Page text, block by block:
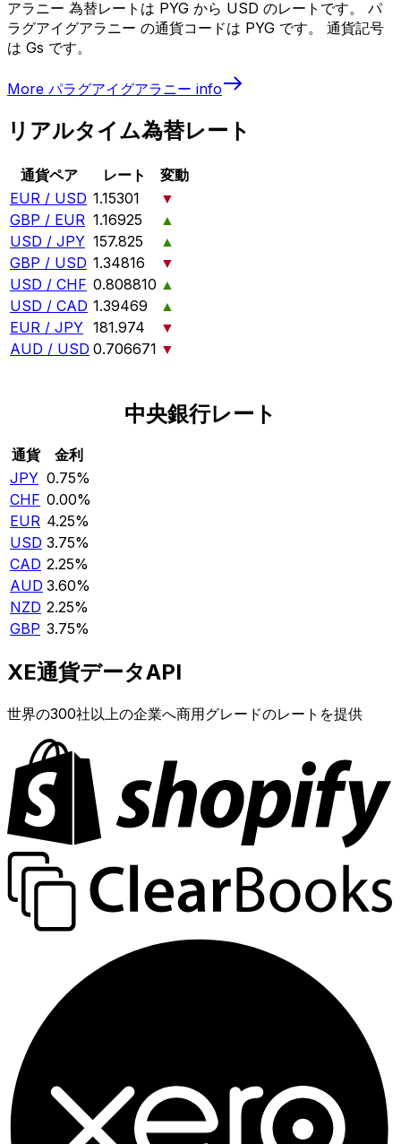
アラニー 為替レートは PYG から USD のレートです。 パ
ラグアイグアラニー の通貨コードは PYG です。 通貨記号
は Gs です。
More パラグアイグアラニー info
リアルタイム為替レート
通貨ペア レート
変動
EUR / USD 1.15301
▼
GBP / EUR 1.16925
▲
USD / JPY 157.825
▲
GBP / USD 1.34816
▼
USD / CHF 0.808810 ▲
USD / CAD 1.39469
▲
EUR / JPY 181.974
▼
AUD / USD 0.706671 ▼
中央銀行レート
通貨
金利
JPY 0.75%
CHF 0.00%
EUR 4.25%
USD 3.75%
CAD 2.25%
AUD 3.60%
NZD 2.25%
GBP 3.75%
XE通貨データAPI
世界の300社以上の企業へ商用グレードのレートを提供